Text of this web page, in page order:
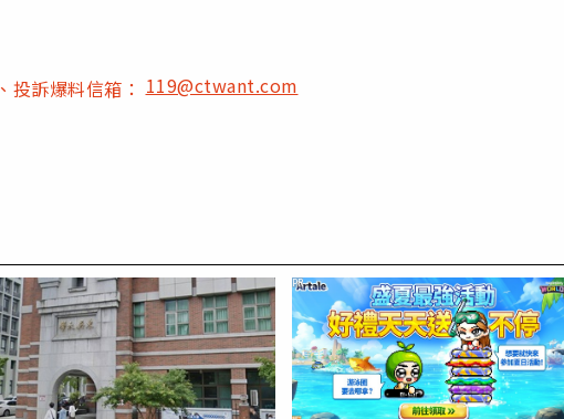
、投訴爆料信箱：119@ctwant.com
PR